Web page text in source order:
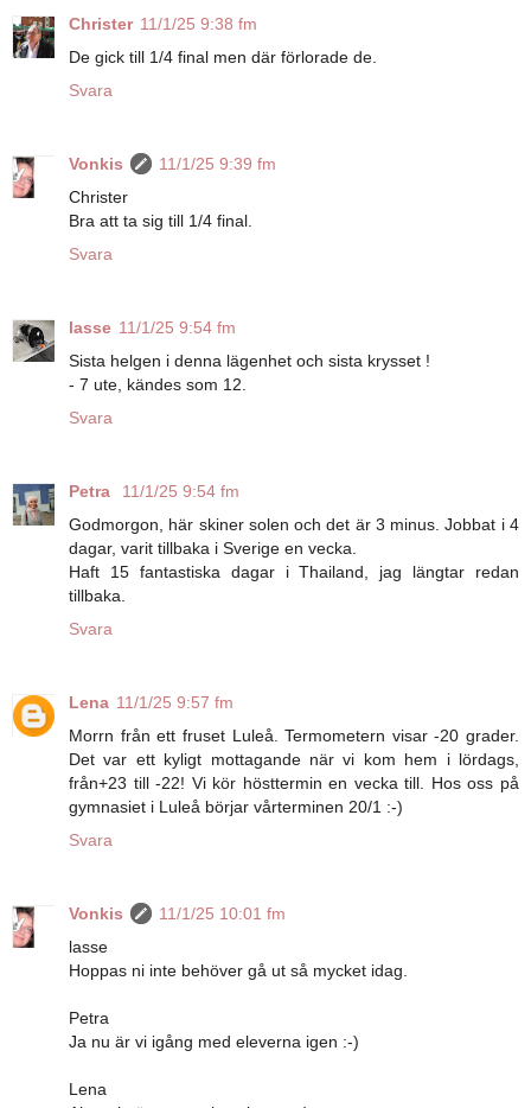
Christer 11/1/25 9:38 fm
De gick till 1/4 final men där förlorade de.
Svara
Vonkis
11/1/25 9:39 fm
Christer
Bra att ta sig till 1/4 final.
Svara
lasse 11/1/25 9:54 fm
Sista helgen i denna lägenhet och sista krysset !
- 7 ute, kändes som 12.
Svara
Petra
11/1/25 9:54 fm
Godmorgon, här skiner solen och det är 3 minus. Jobbat i 4
dagar, varit tillbaka i Sverige en vecka.
Haft 15 fantastiska dagar i Thailand, jag längtar redan
tillbaka.
Svara
Lena 11/1/25 9:57 fm
Morrn från ett fruset Luleå. Termometern visar -20 grader.
Det var ett kyligt mottagande när vi kom hem i lördags,
från+23 till -22! Vi kör hösttermin en vecka till. Hos oss på
gymnasiet i Luleå börjar vårterminen 20/1 :-)
Svara
Vonkis
11/1/25 10:01 fm
lasse
Hoppas ni inte behöver gå ut så mycket idag.
Petra
Ja nu är vi igång med eleverna igen :-)
Lena